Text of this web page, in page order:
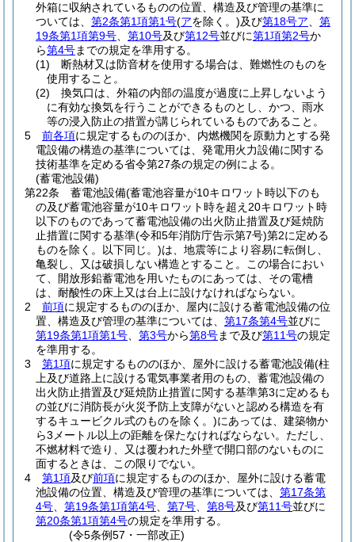
外箱に収納されているものの位置、構造及び管理の基準に
ついては、 第2条第1項第1号(アを除く。)及び第18号ア
第
19条第1項第9号
第10号及び第12号並びに第1項第2号か
ら第4号までの規定を準用する。
(1)
断熱材又は防音材を使用する場合は、難燃性のものを
使用すること。
(2)
換気口は、外箱の内部の温度が過度に上昇しないよう
に有効な換気を行うことができるものとし、かつ、雨水
等の浸入防止の措置が講じられているものであること。
5
前各項に規定するもののほか、内燃機関を原動力とする発
電設備の構造の基準については、発電用火力設備に関する
技術基準を定める省令第27条の規定の例による。
(蓄電池設備)
第22条
蓄電池設備(蓄電池容量が10キロワット時以下のも
の及び蓄電池容量が10キロワット時を超え20キロワット時
以下のものであって蓄電池設備の出火防止措置及び延焼防
止措置に関する基準(令和5年消防庁告示第7号)第2に定める
ものを除く。以下同じ。)は、地震等により容易に転倒し、
亀裂し、又は破損しない構造とすること。
この場合におい
て、開放形鉛蓄電池を用いたものにあっては、その電槽
は、耐酸性の床上又は台上に設けなければならない。
2
前項に規定するもののほか、屋内に設ける蓄電池設備の位
置、構造及び管理の基準については、 第17条第4号並びに
第19条第1項第1号
第3号から第8号まで及び第11号の規定
を準用する。
3
第1項に規定するもののほか、屋外に設ける蓄電池設備(柱
上及び道路上に設ける電気事業者用のもの、蓄電池設備の
出火防止措置及び延焼防止措置に関する基準第3に定めるも
の並びに消防長が火災予防上支障がないと認める構造を有
するキュービクル式のものを除く。)にあっては、建築物か
ら3メートル以上の距離を保たなければならない。 ただし、
不燃材料で造り、又は覆われた外壁で開口部のないものに
面するときは、この限りでない。
4
第1項及び前項に規定するもののほか、屋外に設ける蓄電
池設備の位置、構造及び管理の基準については、 第17条第
4号
第19条第1項第4号 第7号 第8号及び第11号並びに
第20条第1項第4号の規定を準用する。
(令5条例57・一部改正)